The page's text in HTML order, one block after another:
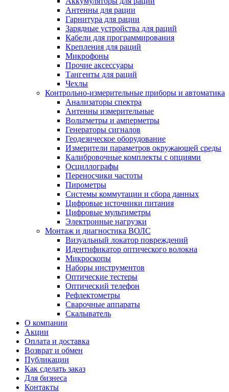
Антенны для рации
Гарнитура для рации
Зарядные устройства для раций
Кабели для программирования
Крепления для раций
Микрофоны
Прочие аксессуары
Тангенты для раций
Чехлы
Контрольно-измерительные приборы и автоматика
Анализаторы спектра
Антенны измерительные
Вольтметры и амперметры
Генераторы сигналов
Геодезическое оборудование
Измерители параметров окружающей среды
Калибровочные комплекты с опциями
Осциллографы
Переносчики частоты
Пирометры
Системы коммутации и сбора данных
Цифровые источники питания
Цифровые мультиметры
Электронные нагрузки
Монтаж и диагностика ВОЛС
Визуальный локатор повреждений
Идентификатор оптического волокна
Микроскопы
Наборы инструментов
Оптические тестеры
Оптический телефон
Рефлектометры
Сварочные аппараты
Скалыватель
О компании
Акции
Оплата и доставка
Возврат и обмен
Публикации
Как сделать заказ
Для бизнеса
Контакты